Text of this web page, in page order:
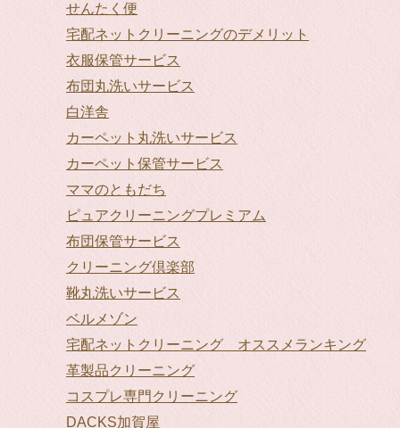
せんたく便
宅配ネットクリーニングのデメリット
衣服保管サービス
布団丸洗いサービス
白洋舎
カーペット丸洗いサービス
カーペット保管サービス
ママのともだち
ピュアクリーニングプレミアム
布団保管サービス
クリーニング倶楽部
靴丸洗いサービス
ベルメゾン
宅配ネットクリーニング オススメランキング
革製品クリーニング
コスプレ専門クリーニング
DACKS加賀屋